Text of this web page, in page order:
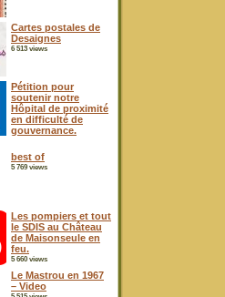
Cartes postales de
Desaignes
6 513 views
Pétition pour
soutenir notre
Hôpital de proximité
en difficulté de
gouvernance.
best of
5 769 views
Les pompiers et tout
le SDIS au Château
de Maisonseule en
feu.
5 660 views
Le Mastrou en 1967
– Video